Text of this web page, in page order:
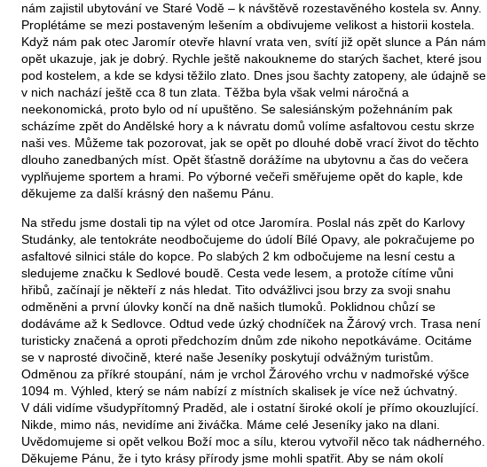
nám zajistil ubytování ve Staré Vodě – k návštěvě rozestavěného kostela sv. Anny.
Proplétáme se mezi postaveným lešením a obdivujeme velikost a historii kostela.
Když nám pak otec Jaromír otevře hlavní vrata ven, svítí již opět slunce a Pán nám
opět ukazuje, jak je dobrý. Rychle ještě nakoukneme do starých šachet, které jsou
pod kostelem, a kde se kdysi těžilo zlato. Dnes jsou šachty zatopeny, ale údajně se
v nich nachází ještě cca 8 tun zlata. Těžba byla však velmi náročná a
neekonomická, proto bylo od ní upuštěno. Se salesiánským požehnáním pak
scházíme zpět do Andělské hory a k návratu domů volíme asfaltovou cestu skrze
naši ves. Můžeme tak pozorovat, jak se opět po dlouhé době vrací život do těchto
dlouho zanedbaných míst. Opět šťastně dorážíme na ubytovnu a čas do večera
vyplňujeme sportem a hrami. Po výborné večeři směřujeme opět do kaple, kde
děkujeme za další krásný den našemu Pánu.
Na středu jsme dostali tip na výlet od otce Jaromíra. Poslal nás zpět do Karlovy
Studánky, ale tentokráte neodbočujeme do údolí Bílé Opavy, ale pokračujeme po
asfaltové silnici stále do kopce. Po slabých 2 km odbočujeme na lesní cestu a
sledujeme značku k Sedlové boudě. Cesta vede lesem, a protože cítíme vůni
hřibů, začínají je někteří z nás hledat. Tito odvážlivci jsou brzy za svoji snahu
odměněni a první úlovky končí na dně našich tlumoků. Poklidnou chůzí se
dodáváme až k Sedlovce. Odtud vede úzký chodníček na Žárový vrch. Trasa není
turisticky značená a oproti předchozím dnům zde nikoho nepotkáváme. Ocitáme
se v naprosté divočině, které naše Jeseníky poskytují odvážným turistům.
Odměnou za příkré stoupání, nám je vrchol Žárového vrchu v nadmořské výšce
1094 m. Výhled, který se nám nabízí z místních skalisek je více než úchvatný.
V dáli vidíme všudypřítomný Praděd, ale i ostatní široké okolí je přímo okouzlující.
Nikde, mimo nás, nevidíme ani živáčka. Máme celé Jeseníky jako na dlani.
Uvědomujeme si opět velkou Boží moc a sílu, kterou vytvořil něco tak nádherného.
Děkujeme Pánu, že i tyto krásy přírody jsme mohli spatřit. Aby se nám okolí